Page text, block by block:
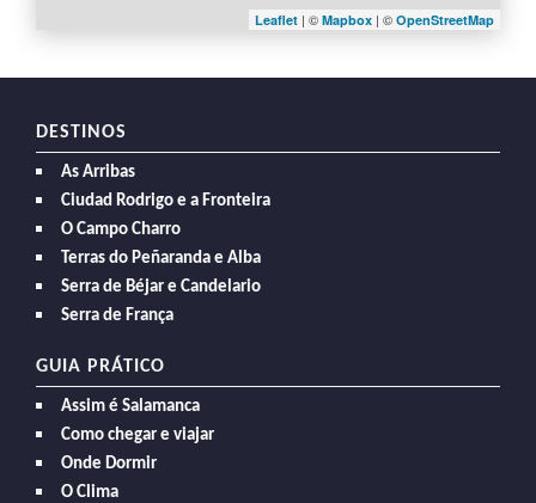
Leaflet | © Mapbox | © OpenStreetMap
DESTINOS
As Arribas
Ciudad Rodrigo e a Fronteira
O Campo Charro
Terras do Peñaranda e Alba
Serra de Béjar e Candelario
Serra de França
GUIA PRÁTICO
Assim é Salamanca
Como chegar e viajar
Onde Dormir
O Clima